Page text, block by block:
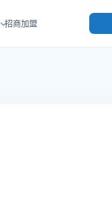
招商加盟